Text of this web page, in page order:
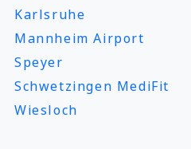
Karlsruhe
Mannheim Airport
Speyer
Schwetzingen MediFit
Wiesloch